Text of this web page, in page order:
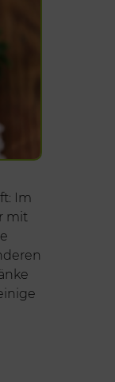
Im
mit